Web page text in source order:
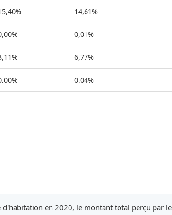
14,61%
0,01%
6,77%
0,04%
en 2020, le montant total perçu par le